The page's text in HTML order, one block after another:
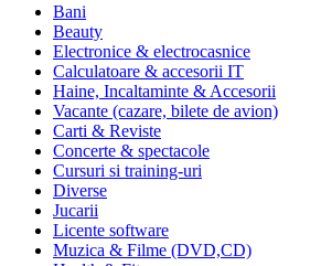
Bani
Beauty
Electronice & electrocasnice
Calculatoare & accesorii IT
Haine, Incaltaminte & Accesorii
Vacante (cazare, bilete de avion)
Carti & Reviste
Concerte & spectacole
Cursuri si training-uri
Diverse
Jucarii
Licente software
Muzica & Filme (DVD,CD)